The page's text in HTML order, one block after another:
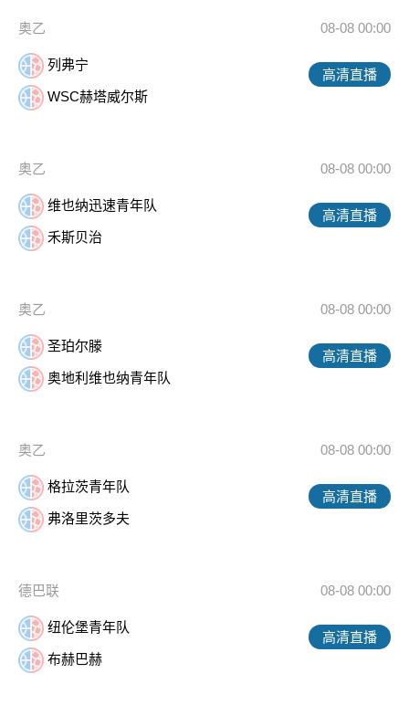
奥乙 08-08 00:00
列弗宁
WSC赫塔威尔斯
高清直播
奥乙 08-08 00:00
维也纳迅速青年队
禾斯贝治
高清直播
奥乙 08-08 00:00
圣珀尔滕
奥地利维也纳青年队
高清直播
奥乙 08-08 00:00
格拉茨青年队
弗洛里茨多夫
高清直播
德巴联 08-08 00:00
纽伦堡青年队
布赫巴赫
高清直播